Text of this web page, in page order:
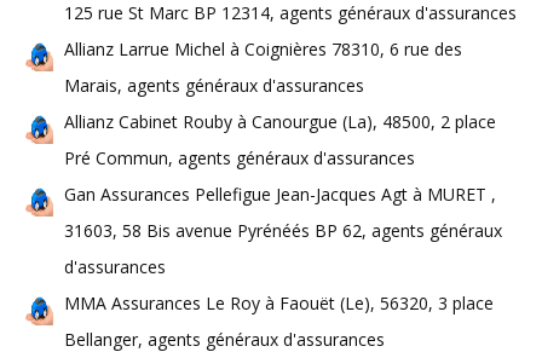
125 rue St Marc BP 12314, agents généraux d'assurances
Allianz Larrue Michel à Coignières 78310, 6 rue des
Marais, agents généraux d'assurances
Allianz Cabinet Rouby à Canourgue (La), 48500, 2 place
Pré Commun, agents généraux d'assurances
Gan Assurances Pellefigue Jean-Jacques Agt à MURET ,
31603, 58 Bis avenue Pyrénéés BP 62, agents généraux
d'assurances
MMA Assurances Le Roy à Faouët (Le), 56320, 3 place
Bellanger, agents généraux d'assurances